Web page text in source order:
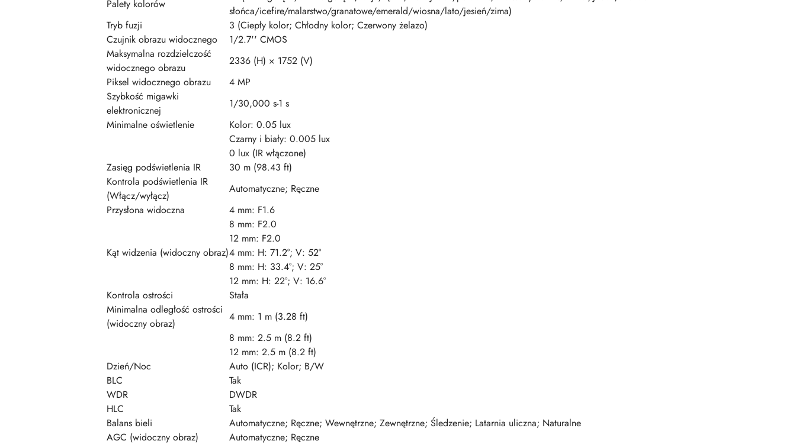
Palety kolorów
słońca/icefire/malarstwo/granatowe/emerald/wiosna/lato/jesień/zima)
Tryb fuzji
3 (Ciepły kolor; Chłodny kolor; Czerwony żelazo)
Czujnik obrazu widocznego
1/2.7'' CMOS
Maksymalna rozdzielczość
widocznego obrazu
2336 (H) × 1752 (V)
Piksel widocznego obrazu
4 MP
Szybkość migawki
elektronicznej
1/30,000 s-1 s
Minimalne oświetlenie
Kolor: 0.05 lux
Czarny i biały: 0.005 lux
0 lux (IR włączone)
Zasięg podświetlenia IR
30 m (98.43 ft)
Kontrola podświetlenia IR
(Włącz/wyłącz)
Automatyczne; Ręczne
Przysłona widoczna
4 mm: F1.6
8 mm: F2.0
12 mm: F2.0
Kąt widzenia (widoczny obraz)4 mm: H: 71.2°; V: 52°
8 mm: H: 33.4°; V: 25°
12 mm: H: 22°; V: 16.6°
Kontrola ostrości
Stała
Minimalna odległość ostrości
(widoczny obraz)
4 mm: 1 m (3.28 ft)
8 mm: 2.5 m (8.2 ft)
12 mm: 2.5 m (8.2 ft)
Dzień/Noc
Auto (ICR); Kolor; B/W
BLC
Tak
WDR
DWDR
HLC
Tak
Balans bieli
Automatyczne; Ręczne; Wewnętrzne; Zewnętrzne; Śledzenie; Latarnia uliczna; Naturalne
AGC (widoczny obraz)
Automatyczne; Ręczne